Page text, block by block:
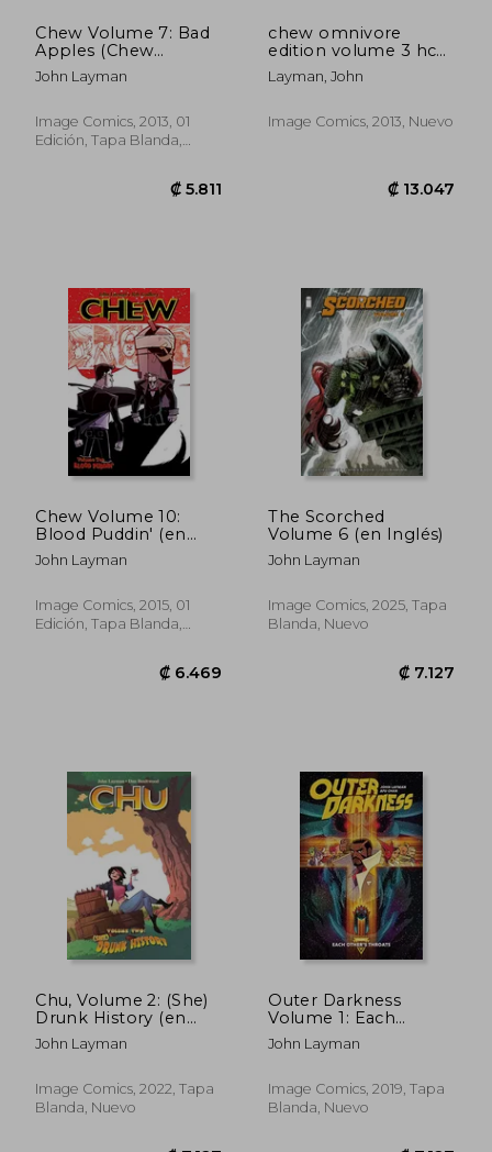
₡ 5.811
Chew Volume 7: Bad
Apples (Chew
Volume 6 Space
Cakes tp c) (en
John Layman
Image Comics, 2013, 01
Edición, Tapa Blanda,
₡ 5.811
chew omnivore
edition volume 3 hc
(en Inglés)
Layman, John
Image Comics, 2013, Nuevo
Chew Volume 10:
Blood Puddin' (en
Inglés)
John Layman
Image Comics, 2015, 01
Edición, Tapa Blanda,
The Scorched
Volume 6 (en Inglés)
John Layman
Image Comics, 2025, Tapa
Blanda, Nuevo
Chu, Volume 2: (She)
Drunk History (en
Inglés)
John Layman
Image Comics, 2022, Tapa
Blanda, Nuevo
Outer Darkness
Volume 1: Each
Other's Throats (en
Inglés)
John Layman
Image Comics, 2019, Tapa
Blanda, Nuevo